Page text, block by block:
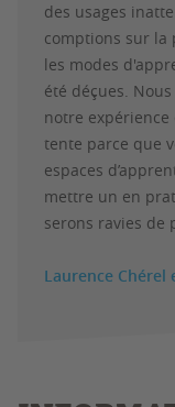
des usages
comptions sur la
les modes
été déçues.
notre expérience
tente parce que
espaces
mettre un en
serons ravies de
Laurence